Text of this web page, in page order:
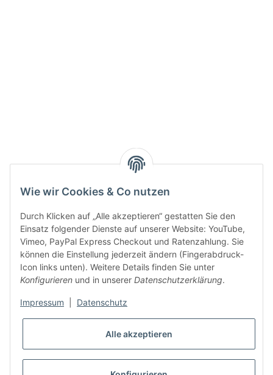
Wie wir Cookies & Co nutzen
Durch Klicken auf „Alle akzeptieren“ gestatten Sie den
Einsatz folgender Dienste auf unserer Website: YouTube,
Vimeo, PayPal Express Checkout und Ratenzahlung. Sie
können die Einstellung jederzeit ändern (Fingerabdruck-
Icon links unten). Weitere Details finden Sie unter
Konfigurieren und in unserer Datenschutzerklärung.
Impressum Datenschutz
Alle akzeptieren
Gesetzliche Informationen
* Alle Preise inkl. gesetzlicher USt., zzgl.
VERTRAG WIDERRUFEN